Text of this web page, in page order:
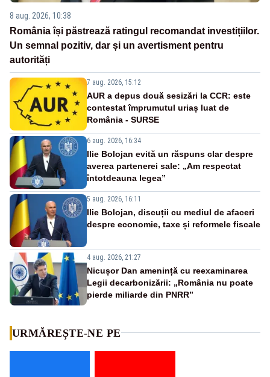
8 aug. 2026, 10:38
România își păstrează ratingul recomandat investițiilor.
Un semnal pozitiv, dar și un avertisment pentru
autorități
7 aug. 2026, 15:12
AUR a depus două sesizări la CCR: este
contestat împrumutul uriaș luat de
România - SURSE
6 aug. 2026, 16:34
Ilie Bolojan evită un răspuns clar despre
averea partenerei sale: „Am respectat
întotdeauna legea”
5 aug. 2026, 16:11
Ilie Bolojan, discuții cu mediul de afaceri
despre economie, taxe și reformele fiscale
4 aug. 2026, 21:27
Nicușor Dan amenință cu reexaminarea
Legii decarbonizării: „România nu poate
pierde miliarde din PNRR”
URMĂREȘTE-NE PE